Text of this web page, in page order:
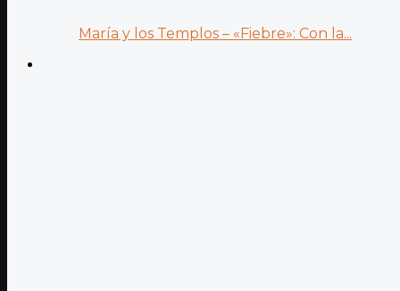
María y los Templos – «Fiebre»: Con la...